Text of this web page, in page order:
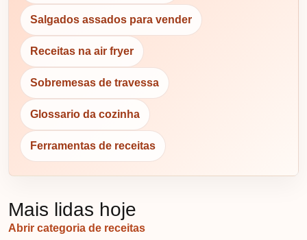
Salgados assados para vender
Receitas na air fryer
Sobremesas de travessa
Glossario da cozinha
Ferramentas de receitas
Mais lidas hoje
Abrir categoria de receitas